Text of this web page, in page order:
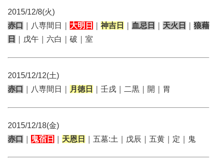
2015/12/8(火)
赤口
｜八専間日｜ 大明日 神吉日 血忌日 天火日
狼藉
日
｜戊午｜六白｜破｜室
2015/12/12(土)
赤口
｜八専間日｜ 月徳日 ｜壬戌｜二黒｜開｜胃
2015/12/18(金)
赤口
鬼宿日 天恩日 ｜五墓:土｜戊辰｜五黄｜定｜鬼